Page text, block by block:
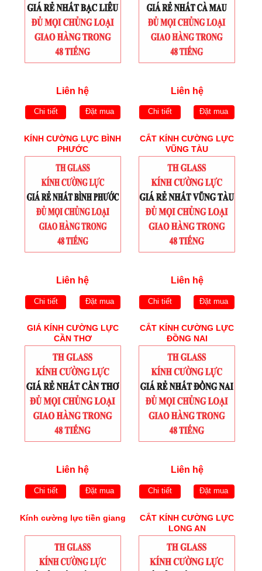
Liên hệ
Chi tiết Đặt mua
Liên hệ
Chi tiết Đặt mua
KÍNH CƯỜNG LỰC BÌNH
PHƯỚC
Liên hệ
Chi tiết Đặt mua
CẮT KÍNH CƯỜNG LỰC
VŨNG TÀU
Liên hệ
Chi tiết Đặt mua
GIÁ KÍNH CƯỜNG LỰC
CẦN THƠ
Liên hệ
Chi tiết Đặt mua
CẮT KÍNH CƯỜNG LỰC
ĐỒNG NAI
Liên hệ
Chi tiết Đặt mua
Kính cường lực tiền giang
CẮT KÍNH CƯỜNG LỰC
LONG AN